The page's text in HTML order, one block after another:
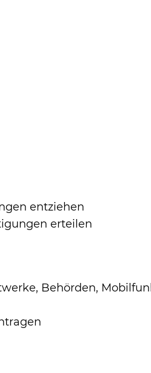
entziehen
erteilen
Behörden,